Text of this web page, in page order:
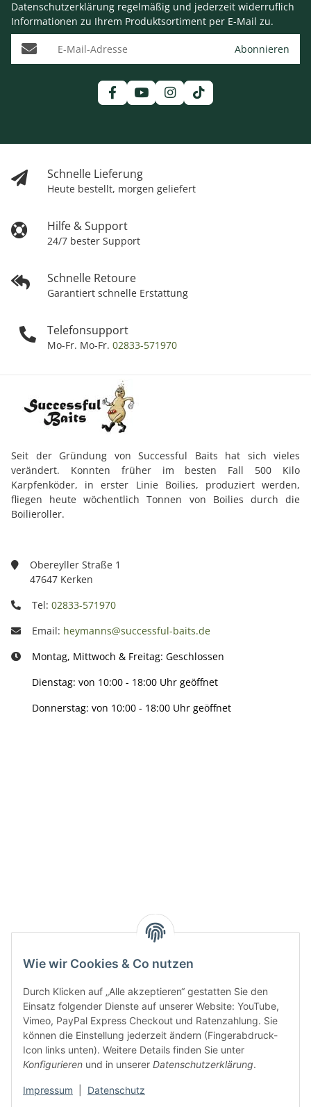
Wie wir Cookies & Co nutzen
Durch Klicken auf „Alle akzeptieren“ gestatten Sie den
Einsatz folgender Dienste auf unserer Website: YouTube,
Vimeo, PayPal Express Checkout und Ratenzahlung. Sie
können die Einstellung jederzeit ändern (Fingerabdruck-
Icon links unten). Weitere Details finden Sie unter
Konfigurieren und in unserer Datenschutzerklärung.
Impressum Datenschutz
Schnelle Lieferung
Heute bestellt, morgen geliefert
Hilfe & Support
24/7 bester Support
Schnelle Retoure
Garantiert schnelle Erstattung
Telefonsupport
Mo-Fr. Mo-Fr. 02833-571970
Datenschutzerklärung regelmäßig und jederzeit widerruflich
Informationen zu Ihrem Produktsortiment per E-Mail zu.
E-Mail-Adresse Abonnieren
Seit der Gründung von Successful Baits hat sich vieles
verändert. Konnten früher im besten Fall 500 Kilo
Karpfenköder, in erster Linie Boilies, produziert werden,
fliegen heute wöchentlich Tonnen von Boilies durch die
Boilieroller.
Obereyller Straße 1
47647 Kerken
Tel: 02833-571970
Email: heymanns@successful-baits.de
Montag, Mittwoch & Freitag: Geschlossen
Dienstag: von 10:00 - 18:00 Uhr geöffnet
Donnerstag: von 10:00 - 18:00 Uhr geöffnet
Gesetzliche Informationen